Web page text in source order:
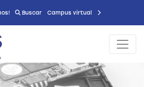
Buscar Campus virtual